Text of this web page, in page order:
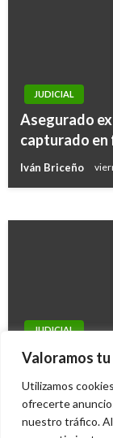
Valoramos
Utilizamos
ofrecerte
nuestro tráfico.
JUDICIAL
Asegurado
capturado en
Iván Briceño
A la cárcel
JUDICIAL
Una nueva
Giovanni Alarcón